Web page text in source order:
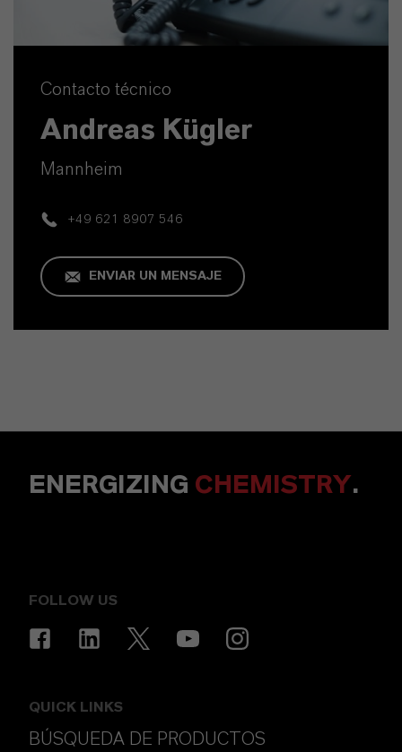
Contacto técnico
Andreas Kügler
Mannheim
+49 621 8907 546
ENVIAR UN MENSAJE
ENERGIZING CHEMISTRY.
FOLLOW US
QUICK LINKS
BÚSQUEDA DE PRODUCTOS